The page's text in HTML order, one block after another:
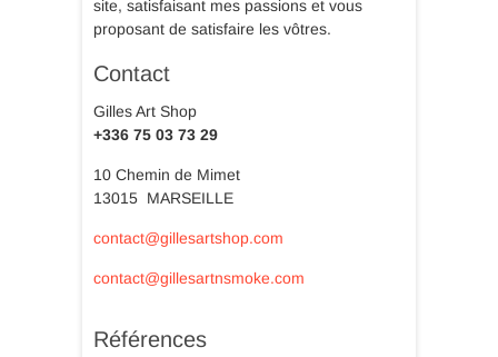
site, satisfaisant mes passions et vous
proposant de satisfaire les vôtres.
Contact
Gilles Art Shop
+336 75 03 73 29
10 Chemin de Mimet
13015 MARSEILLE
contact@gillesartshop.com
contact@gillesartnsmoke.com
Références